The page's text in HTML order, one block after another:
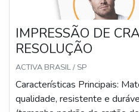
IMPRESSÃO DE
RESOLUÇÃO
ACTIVA BRASIL / SP
Características Principais: Material: PVC de alta
qualidade, resistente e